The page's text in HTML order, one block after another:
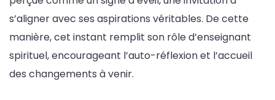
s’aligner avec ses aspirations véritables. De cette
manière, cet instant remplit son rôle d’enseignant
spirituel, encourageant l’auto-réflexion et l’accueil
des changements à venir.